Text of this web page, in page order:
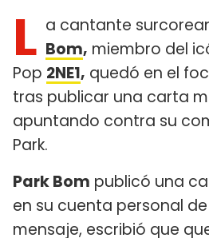
L a cantante
Bom, miembro del
Pop 2NE1, quedó en el
tras publicar una carta
apuntando contra su
Park.
Park Bom publicó una
en su cuenta personal
mensaje, escribió que